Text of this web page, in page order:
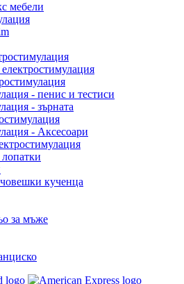
мебели
електростимулация
- пенис и тестиси
- зърната
- Аксесоари
кученца
за мъже